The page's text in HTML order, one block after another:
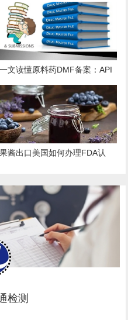
用、时效、误区解析
一文读懂原料药DMF备案：API
出口的“身份证”与“通行证”
果酱出口美国如何办理FDA认
检测